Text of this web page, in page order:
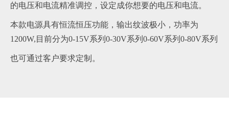
的电压和电流精准调控，设定成你想要的电压和电流。
本款电源具有恒流恒压功能，输出纹波极小，功率为
1200W,目前分为0-15V系列0-30V系列0-60V系列0-80V系列
也可通过客户要求定制。